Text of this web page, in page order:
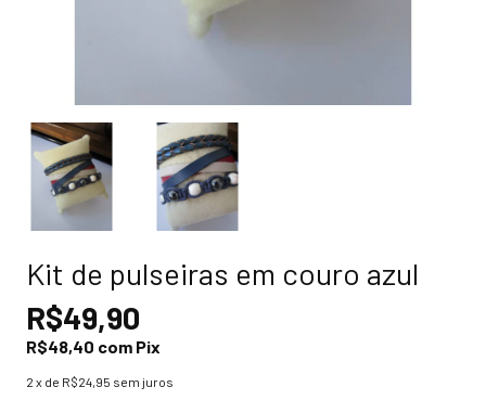
Kit de pulseiras em couro azul
R$49,90
R$48,40 com Pix
2 x de R$24,95 sem juros